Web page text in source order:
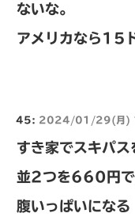
ないな。
アメリカなら15
45: 2024/01/29(月)
すき家でスキパス
並2つを660円で
腹いっぱいになる